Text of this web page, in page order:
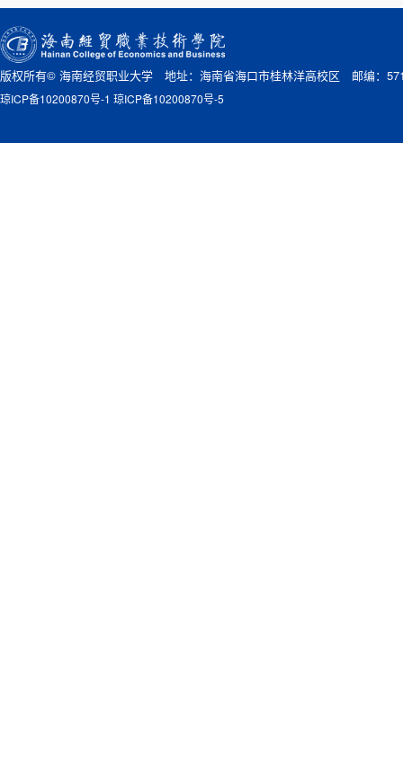
版权所有© 海南经贸职业大学 地址：海南省海口市桂林洋高校区 邮编：
琼ICP备10200870号-1 琼ICP备10200870号-5